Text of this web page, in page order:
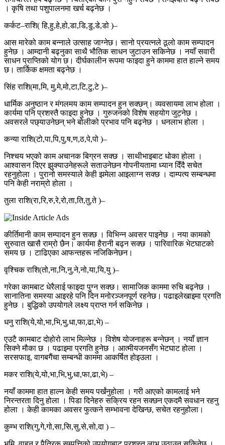
। कृषि तथा पशुपालनमा खर्च बढ्नेछ ।
कर्कट–राशि( हि,हु,हे,हो,डा,डि,डु,डे,डो )–
आस मारेको काम बन्नाले उत्साह जाग्नेछ। सानो प्रयत्नले ठूलो काम सम्पादन
हुनेछ । आम्दानी बढ्नुका साथै भौतिक साधन जुटाउन सकिनेछ । नयाँ सवारी
साधन प्राप्तिको योग छ। दीर्घकालीन रूपमा फाइदा हुने काममा हात हाल्ने समय
छ। तार्किक क्षमता बढ्नेछ ।
सिंह राशि(मा,मि, मु,मे,मो,टा,टि,टु,टे )–
धार्मिक अनुष्ठान र मंगलमय काम सम्पादन हुन सक्छन्। व्यवसायमा लाभ होला ।
कार्यमा पनि प्रशस्तै फाइदा हुनेछ । गुरुजनको विशेष सहयोग जुट्नेछ ।
अवसरले पछ्याउनेछन् भने बोलीको प्रभाव पनि बढ्नेछ । धनलाभ होला ।
कन्या राशि(टो,पा,पि,पु,ष,ण,ठ,पे,पो )–
निश्चय भएको काम अचानक बिग्रन सक्छ । साथीभाइबाट धोका होला ।
आश्वासन दिएर झुक्याउनेहरूले सताउनेछन गोपनीयतामा ध्यान दिँदै सचेत
रहनुहोला । पुरानो समस्याले केही झमेला आइलाग्न सक्छ । दाम्पत्य सम्बन्धमा
पनि केही नराम्रो होला ।
तुला राशि(रा,रि,रु,रे,रो,ता,ति,तु,ते )–
कीर्तिमानी काम सम्पादन हुन सक्छ । विभिन्न अवसर पाइनेछ । नया कामको
सुरुवात खासै राम्रो छैन। कार्यमा हैरानी बढ्न सक्छ । पारिवारिक भेटघाटको
समय छ । टाढिएका आफन्तहरू नजिकिनेछन।
वृश्चिक राशि(तो,ना,नि,नु,ने,नो,या,यि,यु )–
गरेका कामबाट धेरैलाई फाइदा पुग्न सक्छ। सामाजिक काममा रुचि बढ्नेछ ।
सानातिना समस्या आइरहे पनि दिन मनोरञ्जनपूर्ण रहनेछ। पढाइलेखाइमा प्रगति
हुनेछ । बुद्धिको उपयोगले लक्ष्य प्राप्त गर्न सकिनेछ ।
धनु राशि(ये,यो,भा,भि,भु,धा,फा,ढा,भे) –
एउटै कामबाट दोहोरो लाभ मिल्नेछ । विशेष योजनाहरू बन्नेछन् । नयाँ ज्ञान
सिक्ने मौका छ । पढाइमा प्रगति हुनेछ । आत्मीयजनसँग भेटघाट होला ।
सरसफाइ, वागबगैंचा सम्बन्धी काममा आकर्षित होइउला ।
मकर राशि(ये,यो,भा,भि,भु,धा,फा,ढा,भे) –
नयाँ काममा हात हाल्न केही समय पर्खंनुहोला । गरी आएको कामलाई भने
निरन्तरता दिनु होला । पिडा दिनेहरु सक्रिय रहन सक्छन एकदमै सवधान रहनु
होला । केही कामका अवसर फुत्कने सम्भावना देखिन्छ, सचेत रहनुहोला।
कुम्भ राशि(गु,गे,गो,सा,सि,सु,से,सो,दा ) –